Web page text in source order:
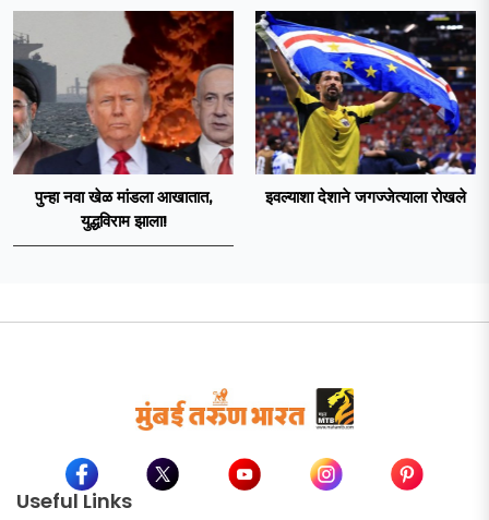
पुन्हा नवा खेळ मांडला आखातात,
युद्धविराम झाला!
इवल्याशा देशाने जगज्जेत्याला रोखले
Useful Links